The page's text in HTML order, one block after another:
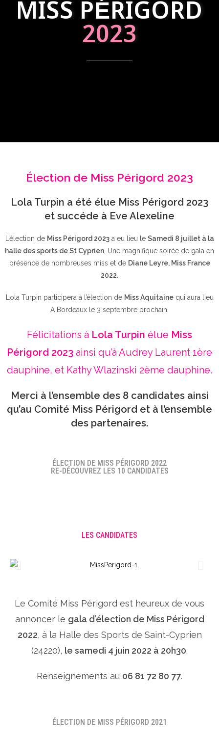
MISS PÉRIGORD
2023
Élection de Miss Périgord 2023
Lola Turpin a été élue Miss Périgord 2023
et succéde à Eve Alexeline
L’élection de Miss Périgord 2023a eu lieu le Samedi 8 juillet à la
halle des sports de St Cyprien , Une magnifique soirée de gala en
présence de nombreuses miss et de Diane Leyre, Miss France
2022
Lola Turpin participera à l’élection de Miss Aquitainequi aura lieu
A Bordeaux le 3 septembre prochain.
Félicitations à Lola Turpin élue Miss
Périgord 2023 ainsi qu’à Audrey Laurent 1ère
dauphine, et Kathy Wlazinski 2ème dauphine.
Merci à l’ensemble des 8 candidates ainsi
qu’au Comité Miss Périgord et à l’ensemble
des partenaires.
ÉLECTION DE MISS PÉRIGORD 2022
RE-DÉCOUVREZ LES 10 CANDIDATES
LES CANDIDATES
Le Comité Miss Périgord est heureux de vous
annoncer le gala d’élection de Miss Périgord
2022, à la Halle des Sports de Saint-Cyprien
(24220), le samedi 4 juin 2022 à 20h30.
Renseignements au 06 81 72 80 77.
ÉLECTION DE MISS PÉRIGORD 2021